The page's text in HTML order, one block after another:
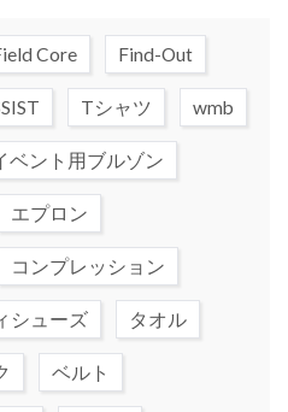
Core Find-Out
Tシャツ wmb
ベント用ブルゾン
エプロン
コンプレッション
シューズ タオル
ベルト